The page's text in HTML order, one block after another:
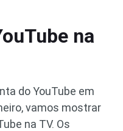
na
do YouTube em
vamos mostrar
na TV. Os